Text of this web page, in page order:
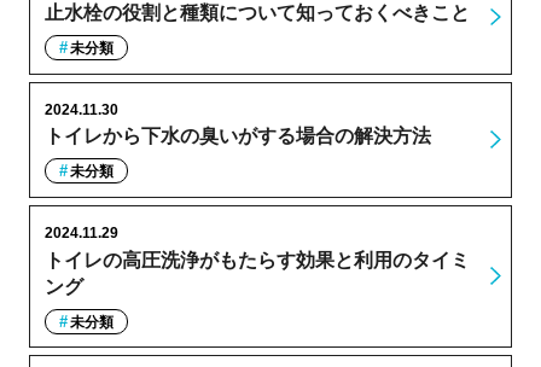
止水栓の役割と種類について知っておくべきこと
未分類
トイレから下水の臭いがする場合の解決方法
2024.11.30
未分類
トイレの高圧洗浄がもたらす効果と利用のタイミ
ング
2024.11.29
未分類